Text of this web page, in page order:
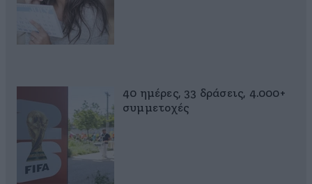
40 ημέρες, 33 δράσεις, 4.000+
συμμετοχές